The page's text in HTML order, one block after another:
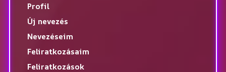
Profil
Új nevezés
Nevezéseim
Feliratkozásaim
Feliratkozások